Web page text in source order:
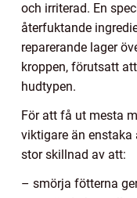
och irriterad. En
återfuktande
reparerande lager
kroppen, förutsatt
hudtypen.
För att få ut mesta
viktigare än
stor skillnad av att:
– smörja fötterna